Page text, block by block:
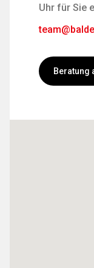
Uhr für Sie
Beratung